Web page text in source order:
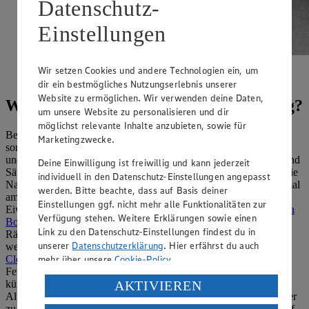
Ein perfektes Clean-Eating-Gericht: unsere Buddha
Bowl.
Was gehört sonst noch zum Clean Eating?
Beim Clean Eating geht es nicht nur um die Nahrung an sich,
sondern auch um ein insgesamt gesundes Leben für mehr Fitness
und Wohlbefinden. So wird beim Essen das natürliche Hunger- und
Sättigungsgefühl berücksichtigt. Sobald der Magen knurrt, wird die
Nahrung in eher kleinen Portionen zugeführt, gerne bis zu sechsmal
am Tag. Dabei sollten möglichst komplexe Kohlenhydrate mit
Eiweiß kombiniert werden. Ein Beispiel-Rezept ist unsereBuddha
Bowl
, bei der viel frisches Gemüse, Quinoa, Nüsse und
Räuchertofu zu einem leckeren Schüsselgericht zusammengestellt
werden. Ein weiterer Grundsatz beim Kochen dieser und anderer
Clean-Eating-Mahlzeiten lautet, an Salz, Zucker und gesättigten
Fetten zu sparen. Beim
künstliche Süßstoffe wie Aspartam gesetzt, sondern auf natürliche
Alternativen wie Honig, Apfeldicksaft oder Trockenfrüchte. Immer
Datenschutz-
Einstellungen
Wir setzen Cookies und andere Technologien ein, um
dir ein bestmögliches Nutzungserlebnis unserer
Website zu ermöglichen. Wir verwenden deine Daten,
um unsere Website zu personalisieren und dir
möglichst relevante Inhalte anzubieten, sowie für
Marketingzwecke.
Deine Einwilligung ist freiwillig und kann jederzeit
individuell in den Datenschutz-Einstellungen angepasst
werden. Bitte beachte, dass auf Basis deiner
Einstellungen ggf. nicht mehr alle Funktionalitäten zur
Verfügung stehen. Weitere Erklärungen sowie einen
Link zu den Datenschutz-Einstellungen findest du in
unserer Datenschutzerklärung. Hier erfährst du auch
mehr über unsereCookie-Policy.
Verarbeitung deiner personenbezogenen Daten in den
USA durch Facebook und YouTube:
AKTIVIEREN